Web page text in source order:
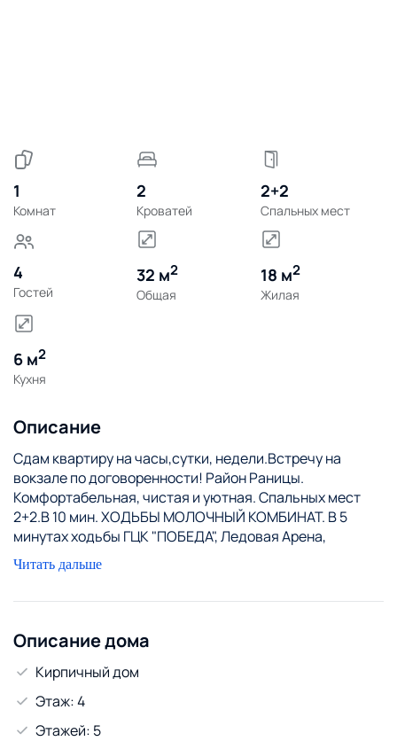
1
Комнат
2
Кроватей
2+2
Спальных мест
4
Гостей
32 м2
Общая
18 м2
Жилая
6 м2
Кухня
Описание
Сдам квартиру на часы,сутки, недели.Встречу на
вокзале по договоренности! Район Раницы.
Комфортабельная, чистая и уютная. Спальных мест
2+2.В 10 мин. ХОДЬБЫ МОЛОЧНЫЙ КОМБИНАТ. В 5
минутах ходьбы ГЦК "ПОБЕДА", Ледовая Арена,
Стоматологическая поликлиника. В шаговой
доступности Дом Торговли, магазин Рублевский, Каri,
стоимость часов- от 35руб. Заселение в любое время
суток , выселение до 13-00 ( или по предварительной
договорённости с хозяином). Предоставляем все
отчетные документы командировочным. Звоните,
пишите ( Viber, telegram, WhatsApp) . Ответим на
интересующие Вас вопросы. ДОЛГОСРОЧНО НЕ
Читать дальше
Описание дома
Кирпичный дом
Этаж: 4
Этажей: 5